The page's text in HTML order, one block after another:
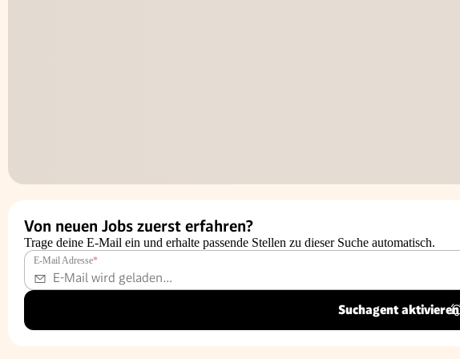
Von neuen Jobs zuerst erfahren?
Trage deine E-Mail ein und erhalte passende Stellen zu dieser Suche automatisch.
E-Mail Adresse*
Suchagent aktivieren